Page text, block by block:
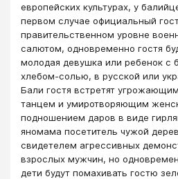
европейских культурах, у
первом cлyчae официальный
правительственном уровне
салютом, одновременно гостя
молодая девушка или ребенок с
хлебом-солью, в русской или
Бали гостя встретят
танцем и умиротворяющим
подношением даров в виде
яномама посетитель чужой
свидетелем агрессивных
взрослых мужчин, но
дети будут помахивать гостю